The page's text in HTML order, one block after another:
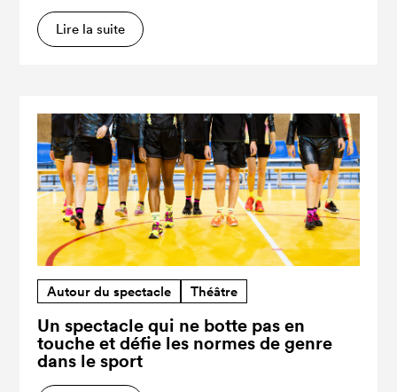
Lire la suite
Autour du spectacle Théâtre
Un spectacle qui ne botte pas en
touche et défie les normes de genre
dans le sport